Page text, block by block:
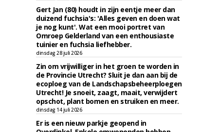
Gert Jan (80) houdt in zijn eentje meer dan
duizend fuchsia's: 'Alles geven en doen wat
je nog kunt'. Wat een mooi portret van
Omroep Gelderland van een enthousiaste
tuinier en fuchsia liefhebber.
dinsdag 28 juli 2026
Zin om vrijwilliger in het groen te worden in
de Provincie Utrecht? Sluit je dan aan bij de
ecoploeg van de Landschapsbeheerploegen
Utrecht! Je snoeit, zaagt, maait, verwijdert
opschot, plant bomen en struiken en meer.
dinsdag 14 juli 2026
Er is een nieuw parkje geopend in